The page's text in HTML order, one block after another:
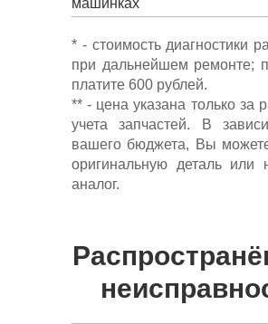
* - стоимость диагностики
при дальнейшем ремонте;
платите 600 рублей.
** - цена указана только за
учета запчастей. В
вашего бюджета, Вы
оригинальную деталь или
аналог.